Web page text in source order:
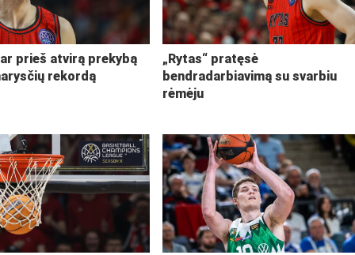
prieš atvirą prekybą
rekordą
„Rytas“ pratęsė
bendradarbiavimą su svarbiu
rėmėju